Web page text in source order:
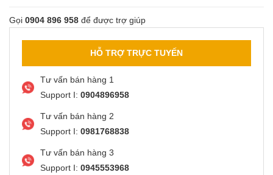
Gọi 0904 896 958 để được trợ giúp
HỖ TRỢ TRỰC TUYẾN
Tư vấn bán hàng 1
Support I: 0904896958
Tư vấn bán hàng 2
Support I: 0981768838
Tư vấn bán hàng 3
Support I: 0945553968